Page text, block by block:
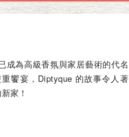
成為高級香氛與家居藝術的代名
饗宴，Diptyque 的故事令人著
家！